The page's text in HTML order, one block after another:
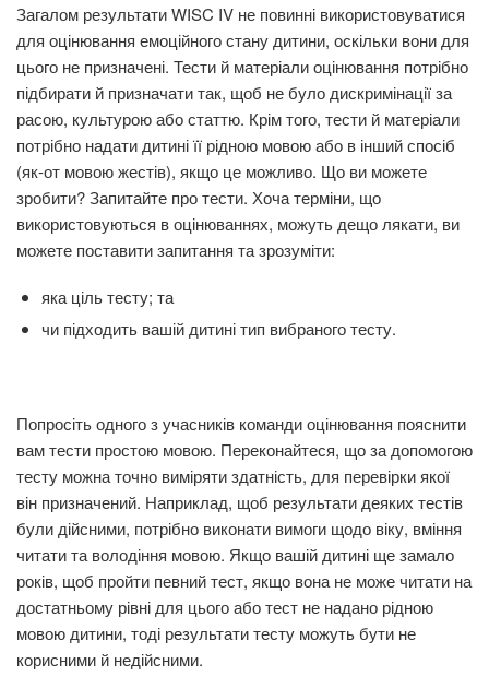
Загалом результати WISC IV не повинні використовуватися
для оцінювання емоційного стану дитини, оскільки вони для
цього не призначені. Тести й матеріали оцінювання потрібно
підбирати й призначати так, щоб не було дискримінації за
расою, культурою або статтю. Крім того, тести й матеріали
потрібно надати дитині її рідною мовою або в інший спосіб
(як-от мовою жестів), якщо це можливо. Що ви можете
зробити? Запитайте про тести. Хоча терміни, що
використовуються в оцінюваннях, можуть дещо лякати, ви
можете поставити запитання та зрозуміти:
яка ціль тесту; та
чи підходить вашій дитині тип вибраного тесту.
Попросіть одного з учасників команди оцінювання пояснити
вам тести простою мовою. Переконайтеся, що за допомогою
тесту можна точно виміряти здатність, для перевірки якої
він призначений. Наприклад, щоб результати деяких тестів
були дійсними, потрібно виконати вимоги щодо віку, вміння
читати та володіння мовою. Якщо вашій дитині ще замало
років, щоб пройти певний тест, якщо вона не може читати на
достатньому рівні для цього або тест не надано рідною
мовою дитини, тоді результати тесту можуть бути не
корисними й недійсними.